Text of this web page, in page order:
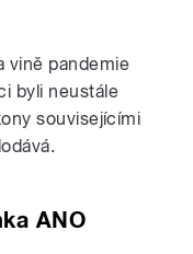
vině pandemie
byli neustále
souvisejícími
ANO